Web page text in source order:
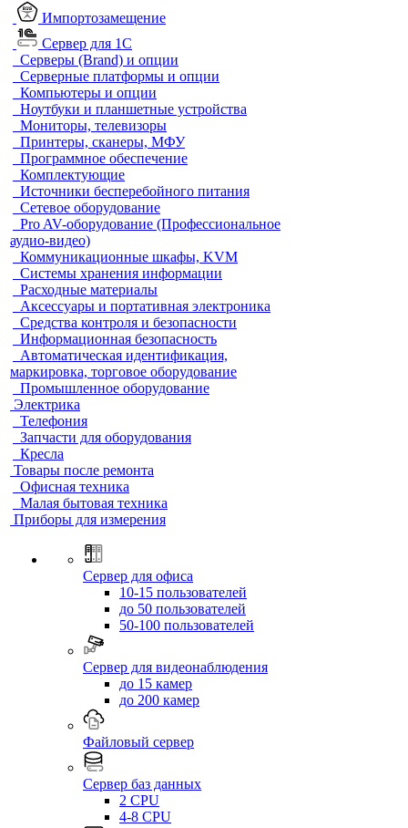
Импортозамещение
Сервер для 1С
Серверы (Brand) и опции
Серверные платформы и опции
Компьютеры и опции
Ноутбуки и планшетные устройства
Мониторы, телевизоры
Принтеры, сканеры, МФУ
Программное обеспечение
Комплектующие
Источники бесперебойного питания
Сетевое оборудование
Pro AV-оборудование (Профессиональное
аудио-видео)
Коммуникационные шкафы, KVM
Системы хранения информации
Расходные материалы
Аксессуары и портативная электроника
Средства контроля и безопасности
Информационная безопасность
Автоматическая идентификация,
маркировка, торговое оборудование
Промышленное оборудование
Электрика
Телефония
Запчасти для оборудования
Кресла
Товары после ремонта
Офисная техника
Малая бытовая техника
Приборы для измерения
Сервер для офиса
10-15 пользователей
до 50 пользователей
50-100 пользователей
Сервер для видеонаблюдения
до 15 камер
до 200 камер
Файловый сервер
Сервер баз данных
2 CPU
4-8 CPU